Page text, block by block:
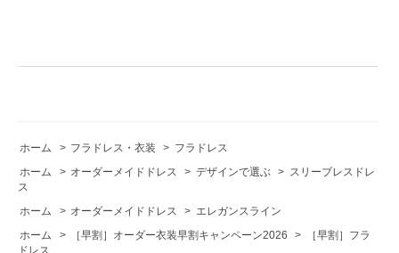
ホーム > フラドレス・衣装 > フラドレス
ホーム
> オーダーメイドドレス > デザインで選ぶ > スリーブレスドレ
ス
ホーム
> オーダーメイドドレス > エレガンスライン
ホーム
> ［早割］オーダー衣装早割キャンペーン2026 >
［早割］フラ
ドレス